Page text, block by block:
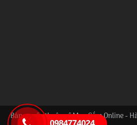
Bản quyền thuộc về Mua Sắm Online -